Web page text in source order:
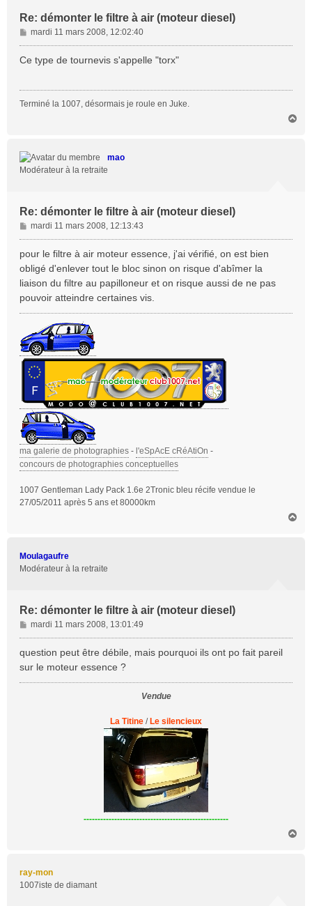
Re: démonter le filtre à air (moteur diesel)
M
e
s
e
mardi 11 mars 2008, 12:02:40
Ce type de tournevis s'appelle "torx"
Terminé la 1007, désormais je roule en Juke.
mao
Modérateur à la retraite
Re: démonter le filtre à air (moteur diesel)
M
e
s
s
g
e
mardi 11 mars 2008, 12:13:43
pour le filtre à air moteur essence, j'ai vérifié, on est bien
obligé d'enlever tout le bloc sinon on risque d'abîmer la
liaison du filtre au papilloneur et on risque aussi de ne pas
pouvoir atteindre certaines vis.
ma galerie de photographies - l'eSpAcE cRéAtiOn -
concours de photographies conceptuelles
1007 Gentleman Lady Pack 1.6e 2Tronic bleu récife vendue le
27/05/2011 après 5 ans et 80000km
Moulagaufre
Modérateur à la retraite
Re: démonter le filtre à air (moteur diesel)
M
e
s
mardi 11 mars 2008, 13:01:49
question peut être débile, mais pourquoi ils ont po fait pareil
sur le moteur essence ?
Vendue
La Titine / Le silencieux
----------------------------------------------------
ray-mon
1007iste de diamant